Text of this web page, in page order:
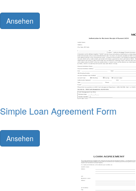
Ansehen
Simple Loan Agreement Form
Ansehen